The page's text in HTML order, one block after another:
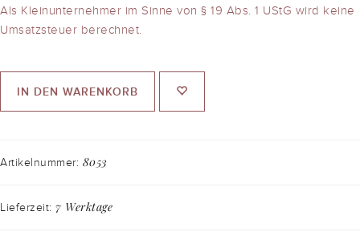
Als Kleinunternehmer im Sinne von § 19 Abs. 1 UStG wird keine
Umsatzsteuer berechnet.
IN DEN WARENKORB
Artikelnummer: 8053
Lieferzeit: 7 Werktage